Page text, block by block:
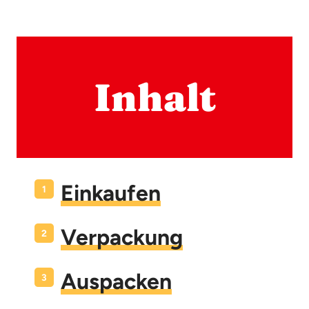
Inhalt
Einkaufen
Verpackung
Auspacken